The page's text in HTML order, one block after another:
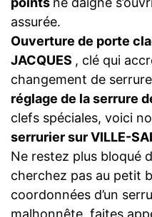
assurée.
Ouverture de porte
JACQUES , clé qui
changement de
réglage de la serrure
clefs spéciales, voici
serrurier sur VILLE-
Ne restez plus bloqué
cherchez pas au petit
coordonnées d’un
malhonnête, faites